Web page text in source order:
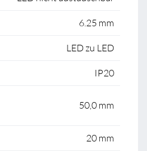
6.25 mm
LED zu LED
IP20
50,0 mm
20 mm